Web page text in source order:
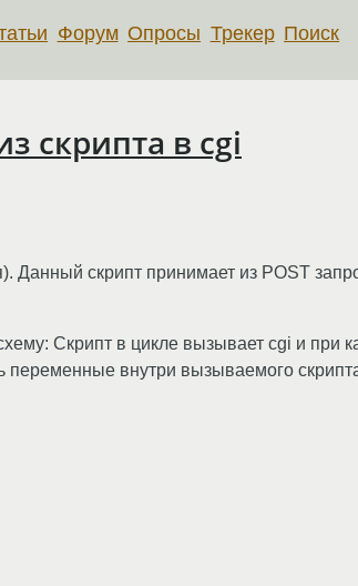
Форум Опросы Трекер Поиск
скрипта в cgi
Данный скрипт принимает из POST
Скрипт в цикле вызывает cgi и при
внутри вызываемого